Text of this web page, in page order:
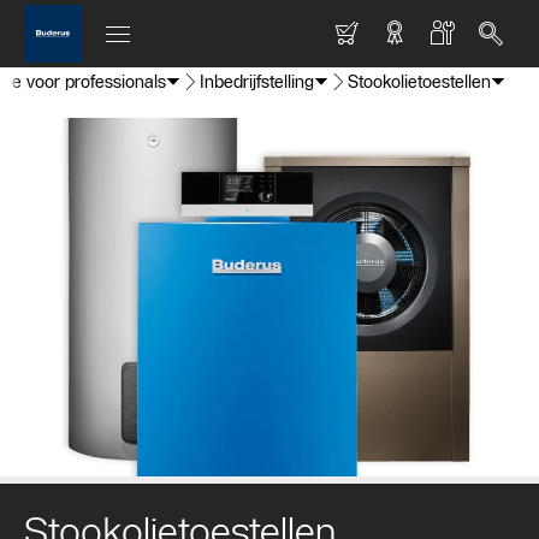
voor professionals Inbedrijfstelling Stookolietoestellen